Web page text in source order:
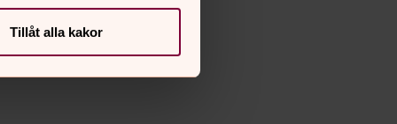
Tillåt alla kakor